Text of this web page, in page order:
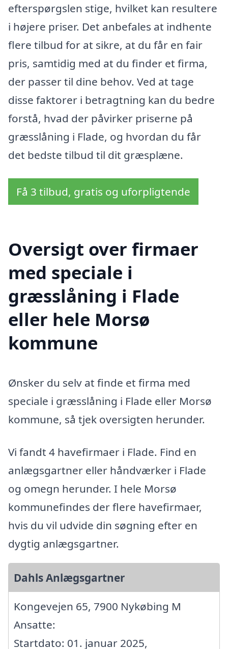
efterspørgslen stige, hvilket kan resultere
i højere priser. Det anbefales at indhente
flere tilbud for at sikre, at du får en fair
pris, samtidig med at du finder et firma,
der passer til dine behov. Ved at tage
disse faktorer i betragtning kan du bedre
forstå, hvad der påvirker priserne på
græsslåning i Flade, og hvordan du får
det bedste tilbud til dit græsplæne.
Få 3 tilbud, gratis og uforpligtende
Oversigt over firmaer
med speciale i
græsslåning i Flade
eller hele Morsø
kommune
Ønsker du selv at finde et firma med
speciale i græsslåning i Flade eller Morsø
kommune, så tjek oversigten herunder.
Vi fandt 4 havefirmaer i Flade. Find en
anlægsgartner eller håndværker i Flade
og omegn herunder. I hele Morsø
kommunefindes der flere havefirmaer,
hvis du vil udvide din søgning efter en
dygtig anlægsgartner.
Dahls Anlægsgartner
Kongevejen 65, 7900 Nykøbing M
Ansatte:
Startdato: 01. januar 2025,